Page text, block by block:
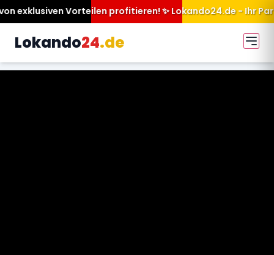
profitieren! ✨ Lokando24.de - Ihr Partner für mehr
Lokando24.de